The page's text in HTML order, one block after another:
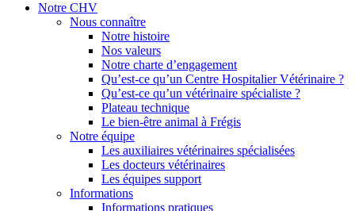
Notre CHV
Nous connaître
Notre histoire
Nos valeurs
Notre charte d’engagement
Qu’est-ce qu’un Centre Hospitalier Vétérinaire ?
Qu’est-ce qu’un vétérinaire spécialiste ?
Plateau technique
Le bien-être animal à Frégis
Notre équipe
Les auxiliaires vétérinaires spécialisées
Les docteurs vétérinaires
Les équipes support
Informations
Informations pratiques